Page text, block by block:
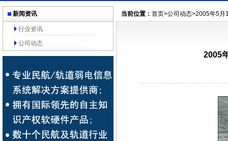
新闻资讯
行业资讯
公司动态
当前位置： 首页>公司动态>2005年5月
2005